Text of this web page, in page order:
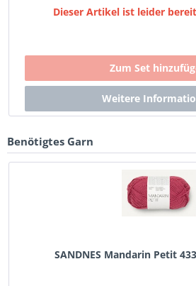
Dieser Artikel ist leider
Benötigtes Garn
SANDNES Mandarin Petit